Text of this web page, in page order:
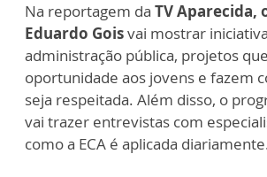
Na reportagem da TV Aparecida,
Eduardo Goisvai mostrar
administração pública, projetos
oportunidade aos jovens e fazem
seja respeitada. Além disso, o
vai trazer entrevistas com
como a ECA é aplicada